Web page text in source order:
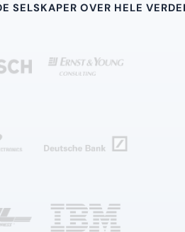
SELSKAPER OVER HELE